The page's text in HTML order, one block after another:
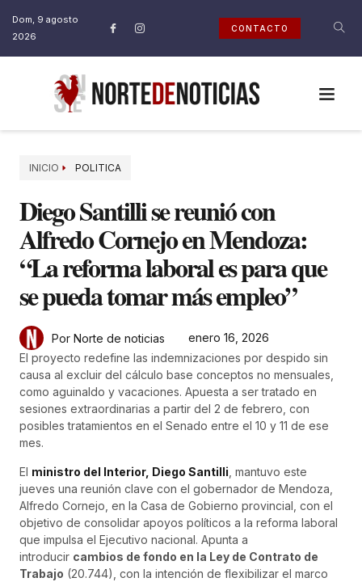
Dom, 9 agosto
2026
CONTACTO
INICIO POLITICA
Diego Santilli se reunió con
Alfredo Cornejo en Mendoza:
“La reforma laboral es para que
se pueda tomar más empleo”
Por Norte de noticias
enero 16, 2026
El proyecto redefine las indemnizaciones por despido sin
causa al excluir del cálculo base conceptos no mensuales,
como aguinaldo y vacaciones. Apuesta a ser tratado en
sesiones extraordinarias a partir del 2 de febrero, con
posibles tratamientos en el Senado entre el 10 y 11 de ese
mes.
El ministro del Interior, Diego Santilli , mantuvo este
jueves una reunión clave con el gobernador de Mendoza,
Alfredo Cornejo, en la Casa de Gobierno provincial, con el
objetivo de consolidar apoyos políticos a la reforma laboral
que impulsa el Ejecutivo nacional. Apunta a
introducir cambios de fondo en la Ley de Contrato de
Trabajo (20.744), con la intención de flexibilizar el marco